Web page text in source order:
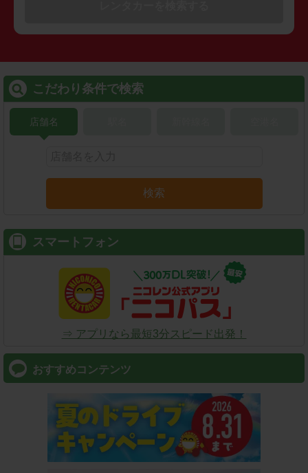
こだわり条件で検索
店舗名
検索
スマートフォン
⇒ アプリなら最短3分スピード出発！
おすすめコンテンツ